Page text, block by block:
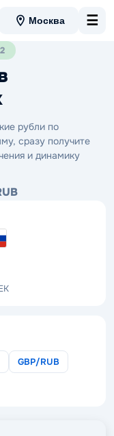
Москва ☰
рубли по
сразу получите
и динамику
GBP/RUB